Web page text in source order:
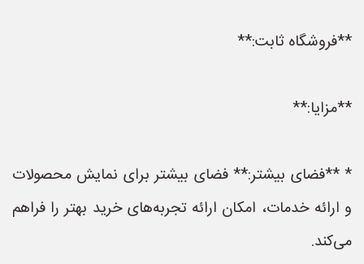
**فروشگاه ثابت:**
**مزایا:**
* **فضای بیشتر:** فضای بیشتر برای نمایش محصولات
و ارائه خدمات، امکان ارائه تجربه‌های خرید بهتر را فراهم
می‌کند.